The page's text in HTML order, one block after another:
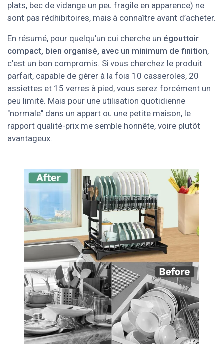
plats, bec de vidange un peu fragile en apparence) ne
sont pas rédhibitoires, mais à connaître avant d’acheter.
En résumé, pour quelqu’un qui cherche un égouttoir
compact, bien organisé, avec un minimum de finition,
c’est un bon compromis. Si vous cherchez le produit
parfait, capable de gérer à la fois 10 casseroles, 20
assiettes et 15 verres à pied, vous serez forcément un
peu limité. Mais pour une utilisation quotidienne
"normale" dans un appart ou une petite maison, le
rapport qualité-prix me semble honnête, voire plutôt
avantageux.